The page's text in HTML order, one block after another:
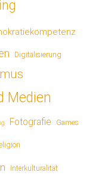
Digitalisierung
Medien
Fotografie Games
Interkulturalität